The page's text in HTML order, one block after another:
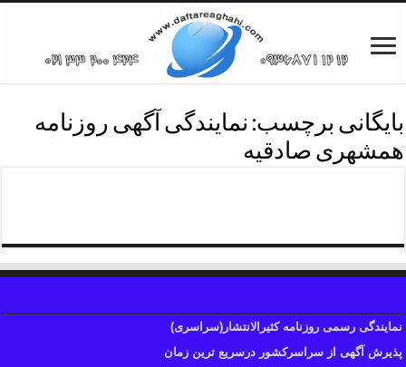
بایگانی برچسب: نمایندگی آگهی روزنامه
همشهری صادقیه
نمایندگی رسمی روزنامه کثیرالانتشار(سراسری)
پذیرش آگهی از سراسرکشور درسریع ترین زمان